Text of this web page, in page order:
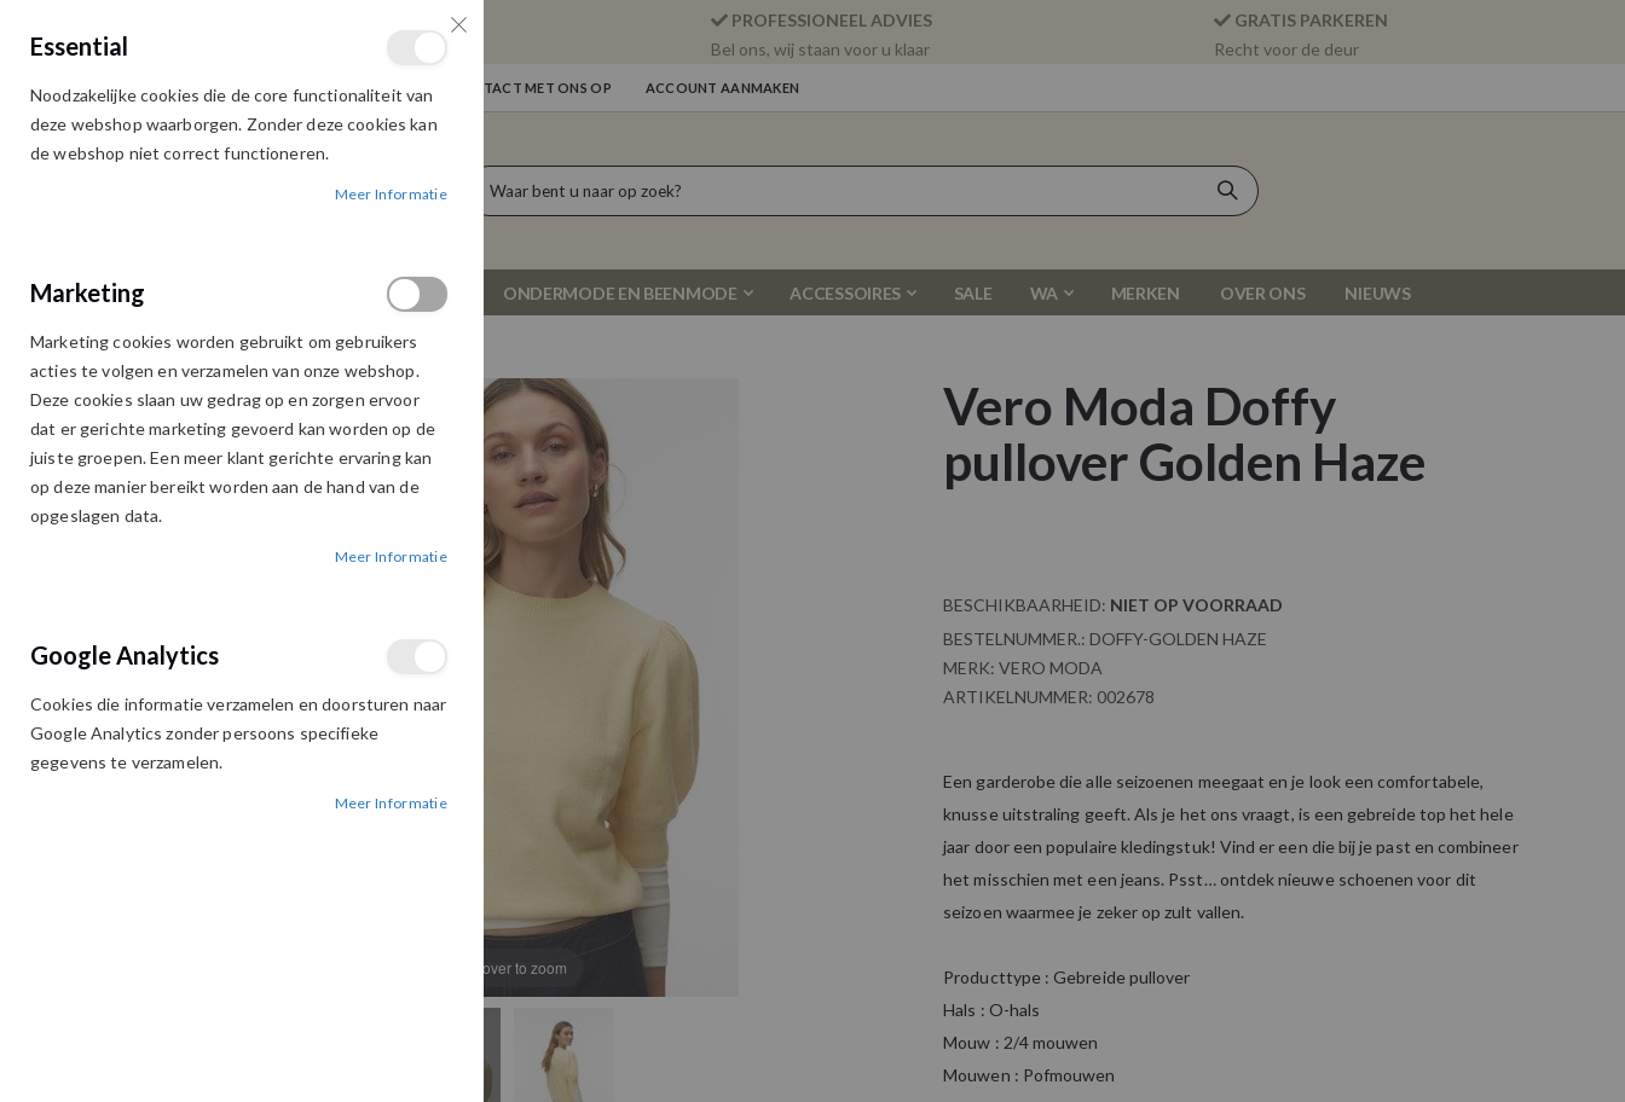
PROFESSIONEEL ADVIES
Bel ons, wij staan voor u klaar
GRATIS PARKEREN
Recht voor de deur
Ga
naar
de
WELKOM NIEUWS INLOGGEN NEEM CONTACT MET ONS OP ACCOUNT AANMAKEN
Cart
DAMESKLEDING ONDERMODE EN BEENMODE ACCESSOIRES SALE WA MERKEN OVER ONS NIEUWS
VERO MODA DOFFY PULLOVER GOLDEN HAZE
Ga
naar
einde
Ga
naar
begin
Hover to zoom
Vero Moda Doffy
pullover Golden Haze
BESCHIKBAARHEID: NIET OP VOORRAAD
BESTELNUMMER.: DOFFY-GOLDEN HAZE
MERK: VERO MODA
ARTIKELNUMMER: 002678
Een garderobe die alle seizoenen meegaat en je look een comfortabele,
knusse uitstraling geeft. Als je het ons vraagt, is een gebreide top het hele
jaar door een populaire kledingstuk! Vind er een die bij je past en combineer
het misschien met een jeans. Psst… ontdek nieuwe schoenen voor dit
seizoen waarmee je zeker op zult vallen.
Producttype : Gebreide pullover
Hals : O-hals
Mouw : 2/4 mouwen
Mouwen : Pofmouwen
Essential
Noodzakelijke cookies die de core functionaliteit van
deze webshop waarborgen. Zonder deze cookies kan
de webshop niet correct functioneren.
Meer Informatie
Marketing
Marketing cookies worden gebruikt om gebruikers
acties te volgen en verzamelen van onze webshop.
Deze cookies slaan uw gedrag op en zorgen ervoor
dat er gerichte marketing gevoerd kan worden op de
juiste groepen. Een meer klant gerichte ervaring kan
op deze manier bereikt worden aan de hand van de
opgeslagen data.
Meer Informatie
Google Analytics
Cookies die informatie verzamelen en doorsturen naar
Google Analytics zonder persoons specifieke
gegevens te verzamelen.
Meer Informatie